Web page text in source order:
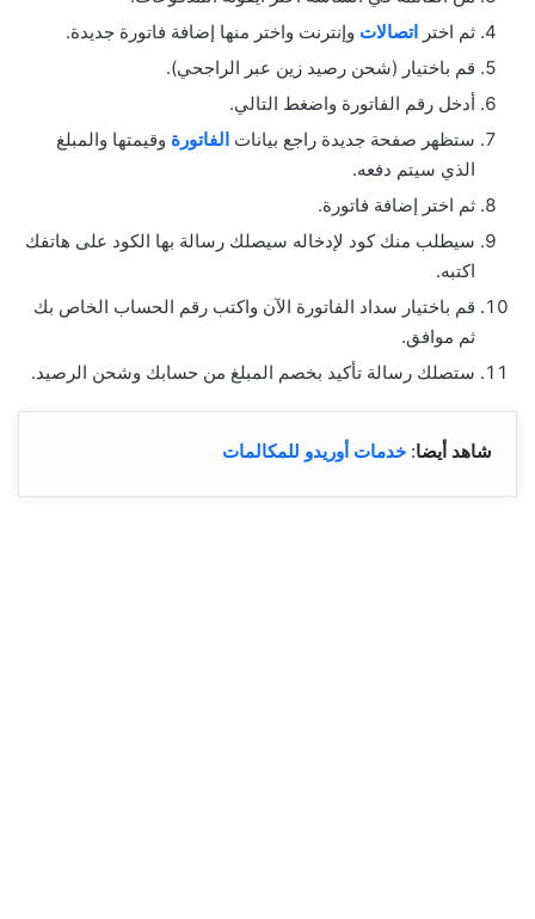
ثم اختر اتصالات وإنترنت واختر منها إضافة فاتورة جديدة.
قم باختيار (شحن رصيد زين عبر الراجحي).
أدخل رقم الفاتورة واضغط التالي.
ستظهر صفحة جديدة راجع بيانات الفاتورة وقيمتها والمبلغ
الذي سيتم دفعه.
ثم اختر إضافة فاتورة.
سيطلب منك كود لإدخاله سيصلك رسالة بها الكود على هاتفك
اكتبه.
قم باختيار سداد الفاتورة الآن واكتب رقم الحساب الخاص بك
ثم موافق.
ستصلك رسالة تأكيد بخصم المبلغ من حسابك وشحن الرصيد.
شاهد أيضا: خدمات أوريدو للمكالمات